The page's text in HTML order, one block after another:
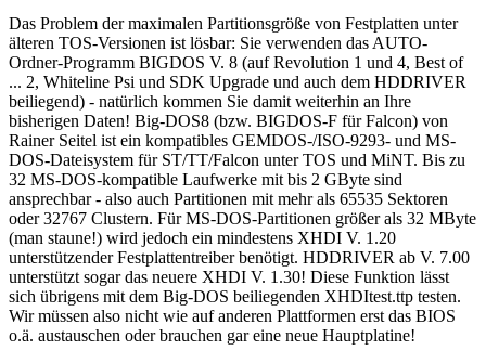
Das Problem der maximalen Partitionsgröße von Festplatten unter
älteren TOS-Versionen ist lösbar: Sie verwenden das AUTO-
Ordner-Programm BIGDOS V. 8 (auf Revolution 1 und 4, Best of
... 2, Whiteline Psi und SDK Upgrade und auch dem HDDRIVER
beiliegend) - natürlich kommen Sie damit weiterhin an Ihre
bisherigen Daten! Big-DOS8 (bzw. BIGDOS-F für Falcon) von
Rainer Seitel ist ein kompatibles GEMDOS-/ISO-9293- und MS-
DOS-Dateisystem für ST/TT/Falcon unter TOS und MiNT. Bis zu
32 MS-DOS-kompatible Laufwerke mit bis 2 GByte sind
ansprechbar - also auch Partitionen mit mehr als 65535 Sektoren
oder 32767 Clustern. Für MS-DOS-Partitionen größer als 32 MByte
(man staune!) wird jedoch ein mindestens XHDI V. 1.20
unterstützender Festplattentreiber benötigt. HDDRIVER ab V. 7.00
unterstützt sogar das neuere XHDI V. 1.30! Diese Funktion lässt
sich übrigens mit dem Big-DOS beiliegenden XHDItest.ttp testen.
Wir müssen also nicht wie auf anderen Plattformen erst das BIOS
o.ä. austauschen oder brauchen gar eine neue Hauptplatine!